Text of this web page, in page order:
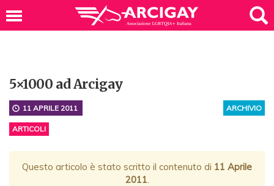
5×1000 ad Arcigay
ARCHIVIO
11 APRILE 2011
ARTICOLI
Questo articolo è stato scritto il contenuto di 11 Aprile
2011.